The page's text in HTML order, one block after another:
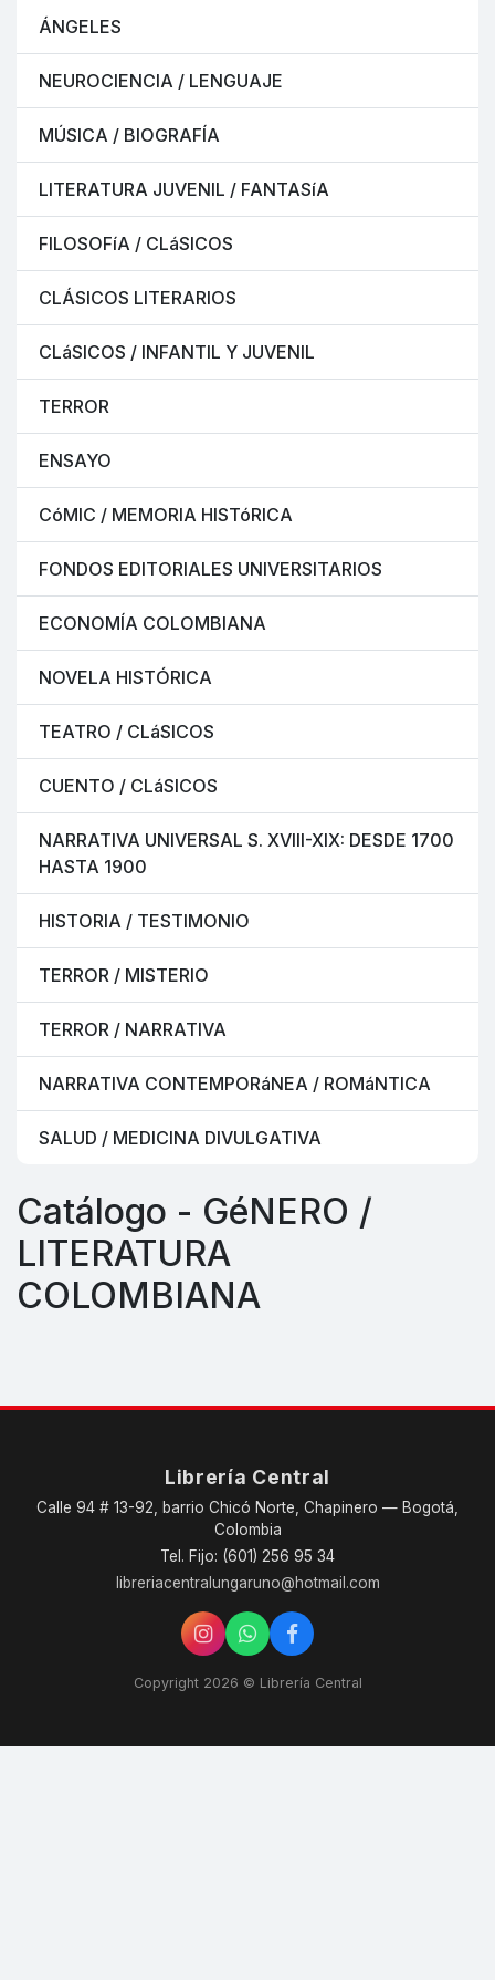
ÁNGELES
NEUROCIENCIA / LENGUAJE
MÚSICA / BIOGRAFÍA
LITERATURA JUVENIL / FANTASíA
FILOSOFíA / CLáSICOS
CLÁSICOS LITERARIOS
CLáSICOS / INFANTIL Y JUVENIL
TERROR
ENSAYO
CóMIC / MEMORIA HISTóRICA
FONDOS EDITORIALES UNIVERSITARIOS
ECONOMÍA COLOMBIANA
NOVELA HISTÓRICA
TEATRO / CLáSICOS
CUENTO / CLáSICOS
NARRATIVA UNIVERSAL S. XVIII-XIX: DESDE 1700
HASTA 1900
HISTORIA / TESTIMONIO
TERROR / MISTERIO
TERROR / NARRATIVA
NARRATIVA CONTEMPORáNEA / ROMáNTICA
SALUD / MEDICINA DIVULGATIVA
Catálogo - GéNERO /
LITERATURA
COLOMBIANA
Librería Central
Calle 94 # 13-92, barrio Chicó Norte, Chapinero — Bogotá,
Colombia
Tel. Fijo: (601) 256 95 34
libreriacentralungaruno@hotmail.com
Copyright 2026 © Librería Central